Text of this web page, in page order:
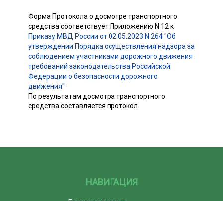
Форма Протокола о досмотре транспортного
средства соответствует Приложению N 12 к
Приказу МВД России от 02.05.2023 N 264 "Об
утверждении Порядка осуществления надзора за
соблюдением участниками дорожного движения
требований законодательства Российской
Федерации о безопасности дорожного
движения"
По результатам досмотра транспортного
средства составляется протокол.
НАВИГАЦИЯ